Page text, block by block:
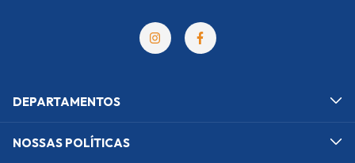
DEPARTAMENTOS
NOSSAS POLÍTICAS